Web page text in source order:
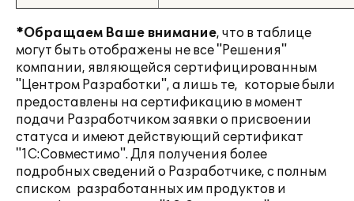
*Обращаем Ваше внимание, что в таблице
могут быть отображены не все "Решения"
компании, являющейся сертифицированным
"Центром Разработки", а лишь те, которые были
предоставлены на сертификацию в момент
подачи Разработчиком заявки о присвоении
статуса и имеют действующий сертификат
"1С:Совместимо". Для получения более
подробных сведений о Разработчике, с полным
списком разработанных им продуктов и